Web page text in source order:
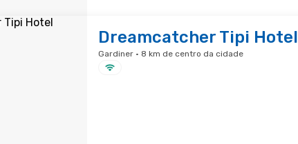
Dreamcatcher Tipi Hotel
Gardiner · 8 km de centro da cidade